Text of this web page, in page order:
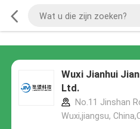
Wuxi Jianhui
Ltd.
No.11 Jinshan
Wuxi,jiangsu,